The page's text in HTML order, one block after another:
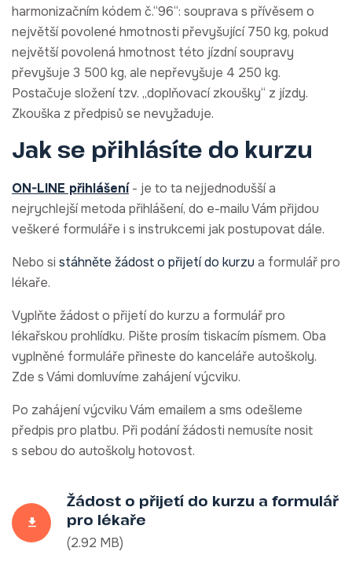
harmonizačním kódem č.“96“: souprava s přívěsem o
největší povolené hmotnosti převyšující 750 kg, pokud
největší povolená hmotnost této jízdní soupravy
převyšuje 3 500 kg, ale nepřevyšuje 4 250 kg.
Postačuje složení tzv. „doplňovací zkoušky“ z jízdy.
Zkouška z předpisů se nevyžaduje.
Jak se přihlásíte do kurzu
ON-LINE přihlášení- je to ta nejjednodušší a
nejrychlejší metoda přihlášení, do e-mailu Vám přijdou
veškeré formuláře i s instrukcemi jak postupovat dále.
Nebo si stáhněte žádost o přijetí do kurzu a formulář pro
lékaře.
Vyplňte žádost o přijetí do kurzu a formulář pro
lékařskou prohlídku. Pište prosím tiskacím písmem. Oba
vyplněné formuláře přineste do kanceláře autoškoly.
Zde s Vámi domluvíme zahájení výcviku.
Po zahájení výcviku Vám emailem a sms odešleme
předpis pro platbu. Při podání žádosti nemusíte nosit
s sebou do autoškoly hotovost.
Žádost o přijetí do kurzu a formulář
pro lékaře
(2.92 MB)